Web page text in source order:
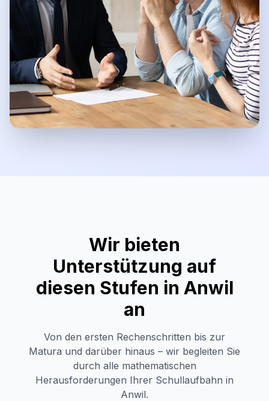
Wir bieten
Unterstützung auf
diesen Stufen in Anwil
an
Von den ersten Rechenschritten bis zur
Matura und darüber hinaus – wir begleiten Sie
durch alle mathematischen
Herausforderungen Ihrer Schullaufbahn in
Anwil.